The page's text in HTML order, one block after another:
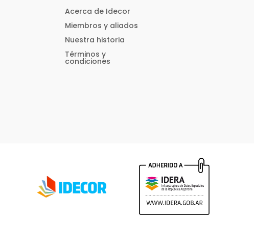
Acerca de Idecor
Miembros y aliados
Nuestra historia
Términos y
condiciones